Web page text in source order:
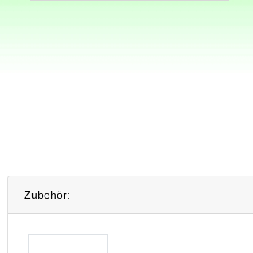
Zubehör: